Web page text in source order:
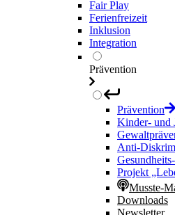
Fair Play
Ferienfreizeit
Inklusion
Integration
Prävention
Prävention
Kinder- und
Anti-
Projekt
Musste-
Downloads
Newsletter